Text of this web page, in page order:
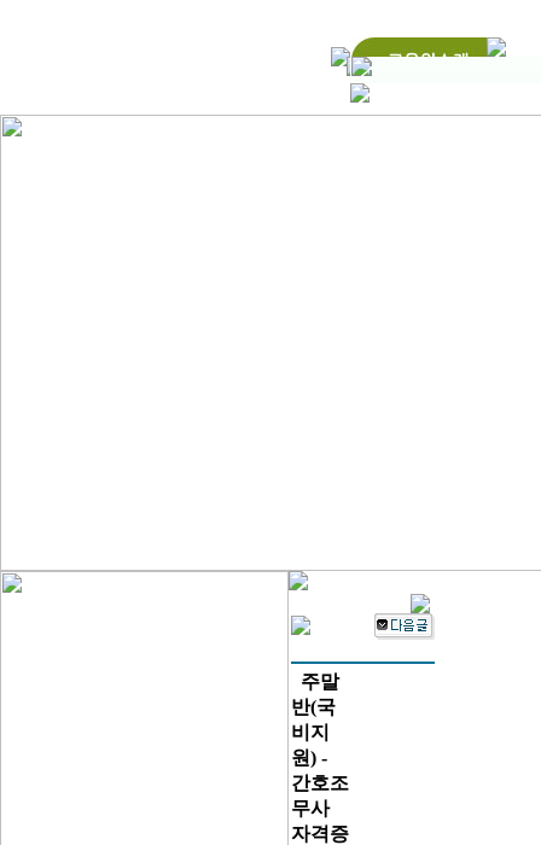
주말
반(국
비지
원) -
간호조
무사
자격증